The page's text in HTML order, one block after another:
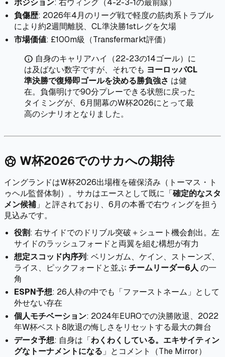
ポジション: 右ウィング（4-2-3-1の最前線）
負傷歴: 2026年4月のリーグ戦で軽度の筋肉系トラブル
により約2週間離脱、CL準決勝1stレグを欠場
市場価値: £100m級（Transfermarkt評価）
info 自身のキャリアハイ（22-23の14ゴール）に
は及ばない数字ですが、それでも ヨーロッパCL
準決勝で復帰即ゴールを決める勝負強さ は健
在。負傷明けで90分プレーできる状態に戻った
タイミングが、6月開幕のW杯2026にとって最
高のシナリオとなりました。
sports_soccer W杯2026でのサカへの期待
イングランドはW杯2026出場権を確保済み（トーマス・ト
ゥヘル監督体制）。サカはエースとして既に「確定的なスタ
メン候補 」と評されており、6月の本番で右ウィングを担う
見込みです。
役割: 右サイドでのドリブル突破＋シュート機会創出。左
サイドのラッシュフォードと両翼を組む構想が有力
想定スコッド内序列: ベリンガム、ケイン、ストーンズ、
ライス、ピックフォードと並ぶチームリーダー6人 の一
角
ESPN予想: 26人枠の中でも「ファーストネーム」として
外せない存在
個人モチベーション: 2024年EUROでの決勝敗退、2022
年W杯ベスト8敗退の悔しさをリセットする最大の舞台
データ予想: 自身は「わくわくしている。エキサイティン
グなトーナメントになる 」とコメント（The Mirror）